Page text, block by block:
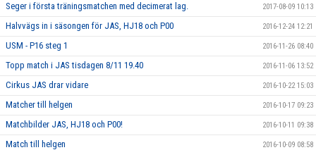
Seger i första träningsmatchen med decimerat lag. 2017-08-09 10:13
Halvvägs in i säsongen för JAS, HJ18 och P00 2016-12-24 12:21
USM - P16 steg 1 2016-11-26 08:40
Topp match i JAS tisdagen 8/11 19.40 2016-11-06 13:52
Cirkus JAS drar vidare 2016-10-22 15:03
Matcher till helgen 2016-10-17 09:23
Matchbilder JAS, HJ18 och P00! 2016-10-11 09:38
Match till helgen 2016-10-09 08:58